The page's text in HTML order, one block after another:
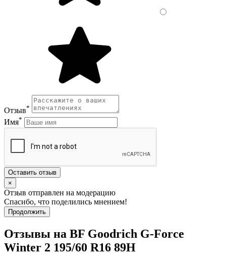
Отзыв*
Имя*
Оставить отзыв
×
Отзыв отправлен на модерацию
Спасибо, что поделились мнением!
Продолжить
Отзывы на BF Goodrich G-Force
Winter 2 195/60 R16 89H